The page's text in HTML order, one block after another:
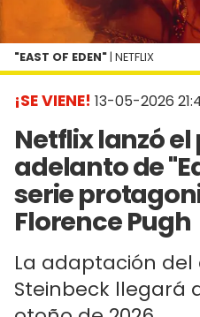
¡SE VIENE! 13-05-2026
Netflix lanzó
adelanto de
serie
Florence Pugh
La adaptación del
Steinbeck llegará
"EAST OF EDEN" | NETFLIX